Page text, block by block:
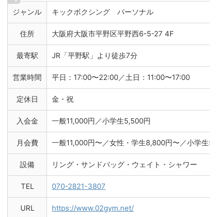
ジャンル キックボクシング パーソナル
住所 大阪府大阪市平野区平野西6-5-27 4F
最寄駅 JR「平野駅」より徒歩7分
営業時間 平日：17:00〜22:00／土日：11:00〜17:00
定休日 金・祝
入会金 一般11,000円／小学生5,500円
月会費 一般11,000円〜／女性・学生8,800円〜／小学生
設備 リング・サンドバッグ・ウェイト・シャワー
TEL 070-2821-3807
URL https://www.02gym.net/